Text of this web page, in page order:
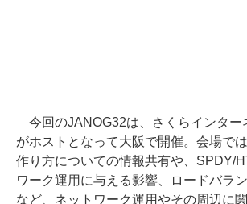
今回のJANOG32は、さくらインター
がホストとなって大阪で開催。会場で
作り方についての情報共有や、SPDY/
ワーク運用に与える影響、ロードバラ
など、ネットワーク運用やその周辺に